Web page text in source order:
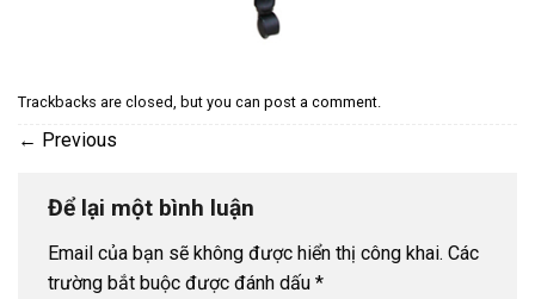
Trackbacks are closed, but you can post a comment.
← Previous
Để lại một bình luận
Email của bạn sẽ không được hiển thị công khai. Các
trường bắt buộc được đánh dấu *